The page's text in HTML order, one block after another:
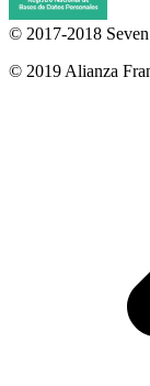
© 2017-2018
© 2019 Alianza